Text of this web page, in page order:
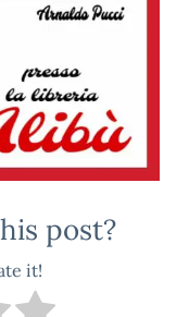
post?
it!